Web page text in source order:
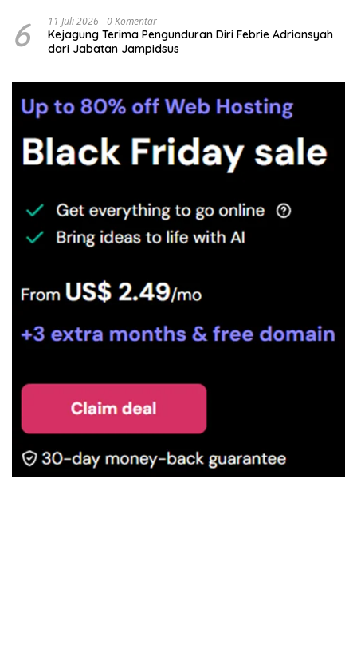
6 11 Juli 2026 0 Komentar
Kejagung Terima Pengunduran Diri Febrie Adriansyah
dari Jabatan Jampidsus